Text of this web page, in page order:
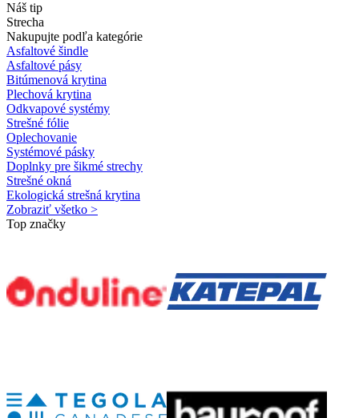
Náš tip
Strecha
Nakupujte podľa kategórie
Asfaltové šindle
Asfaltové pásy
Bitúmenová krytina
Plechová krytina
Odkvapové systémy
Strešné fólie
Oplechovanie
Systémové pásky
Doplnky pre šikmé strechy
Strešné okná
Ekologická strešná krytina
Zobraziť všetko >
Top značky